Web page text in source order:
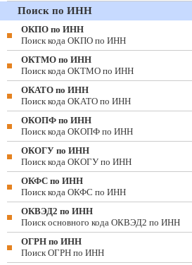
Поиск по ИНН
ОКПО по ИНН
Поиск кода ОКПО по ИНН
ОКТМО по ИНН
Поиск кода ОКТМО по ИНН
ОКАТО по ИНН
Поиск кода ОКАТО по ИНН
ОКОПФ по ИНН
Поиск кода ОКОПФ по ИНН
ОКОГУ по ИНН
Поиск кода ОКОГУ по ИНН
ОКФС по ИНН
Поиск кода ОКФС по ИНН
ОКВЭД2 по ИНН
Поиск основного кода ОКВЭД2 по ИНН
ОГРН по ИНН
Поиск ОГРН по ИНН